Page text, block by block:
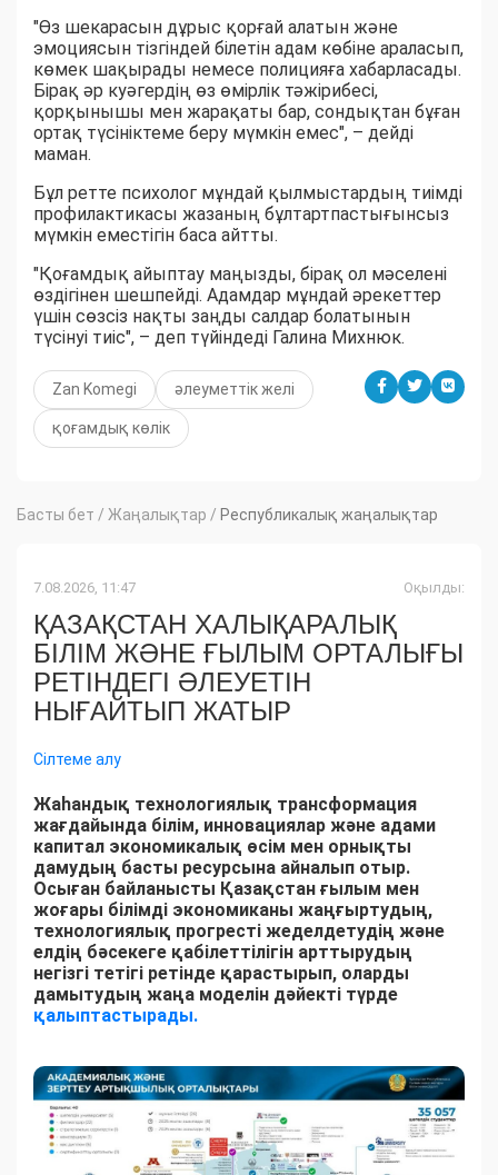
"Өз шекарасын дұрыс қорғай алатын және
эмоциясын тізгіндей білетін адам көбіне араласып,
көмек шақырады немесе полицияға хабарласады.
Бірақ әр куәгердің өз өмірлік тәжірибесі,
қорқынышы мен жарақаты бар, сондықтан бұған
ортақ түсініктеме беру мүмкін емес", – дейді
маман.
Бұл ретте психолог мұндай қылмыстардың тиімді
профилактикасы жазаның бұлтартпастығынсыз
мүмкін еместігін баса айтты.
"Қоғамдық айыптау маңызды, бірақ ол мәселені
өздігінен шешпейді. Адамдар мұндай әрекеттер
үшін сөзсіз нақты заңды салдар болатынын
түсінуі тиіс", – деп түйіндеді Галина Михнюк.
Zan Komegi әлеуметтік желі
қоғамдық көлік
Басты бет / Жаңалықтар / Республикалық жаңалықтар
7.08.2026, 11:47 Оқылды:
ҚАЗАҚСТАН ХАЛЫҚАРАЛЫҚ
БІЛІМ ЖӘНЕ ҒЫЛЫМ ОРТАЛЫҒЫ
РЕТІНДЕГІ ӘЛЕУЕТІН
НЫҒАЙТЫП ЖАТЫР
Сілтеме алу
Жаһандық технологиялық трансформация
жағдайында білім, инновациялар және адами
капитал экономикалық өсім мен орнықты
дамудың басты ресурсына айналып отыр.
Осыған байланысты Қазақстан ғылым мен
жоғары білімді экономиканы жаңғыртудың,
технологиялық прогресті жеделдетудің және
елдің бәсекеге қабілеттілігін арттырудың
негізгі тетігі ретінде қарастырып, оларды
дамытудың жаңа моделін дәйекті түрде
қалыптастырады.